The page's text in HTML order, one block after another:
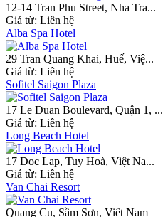
12-14 Tran Phu Street, Nha Tra...
Giá từ: Liên hệ
Alba Spa Hotel
29 Tran Quang Khai, Huế, Việ...
Giá từ: Liên hệ
Sofitel Saigon Plaza
17 Le Duan Boulevard, Quận 1, ...
Giá từ: Liên hệ
Long Beach Hotel
17 Doc Lap, Tuy Hoà, Việt Na...
Giá từ: Liên hệ
Van Chai Resort
Quang Cu, Sầm Sơn, Việt Nam